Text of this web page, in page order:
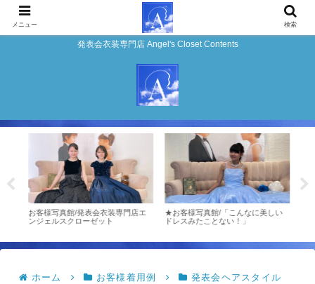
発表会衣装専門店 Angel's Closet Contents
お客様写真館/発表会衣装専門店エ
ンジェルスクローゼット
★お客様写真館/「こんなに美しい
ドレスみたことない！」
ホーム お客様着用例 発表会ヘアスタイル
メニュー 検索